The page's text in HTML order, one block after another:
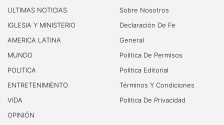
ULTIMAS NOTICIAS
IGLESIA Y MINISTERIO
AMERICA LATINA
MUNDO
POLITICA
ENTRETENIMIENTO
VIDA
OPINIÓN
Sobre Nosotros
Declaración De Fe
General
Politica De Permisos
Politica Editorial
Términos Y Condiciones
Politica De Privacidad